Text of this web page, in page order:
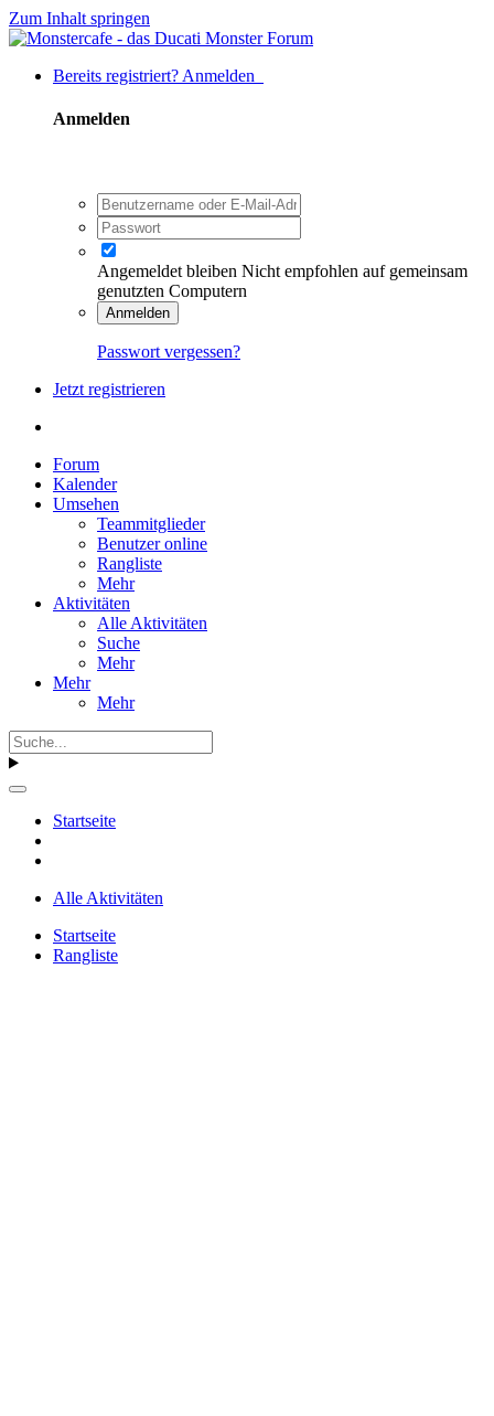
Zum Inhalt springen
Bereits registriert? Anmelden
Anmelden
Angemeldet bleiben Nicht empfohlen auf gemeinsam
genutzten Computern
Anmelden
Passwort vergessen?
Jetzt registrieren
Forum
Kalender
Umsehen
Teammitglieder
Benutzer online
Rangliste
Mehr
Aktivitäten
Alle Aktivitäten
Suche
Mehr
Mehr
Mehr
Startseite
Alle Aktivitäten
Startseite
Rangliste